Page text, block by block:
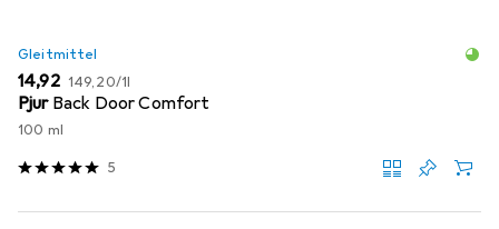
Gleitmittel
EUR
14,92 EUR
149,20/1l
Pjur Back Door Comfort
100 ml
5